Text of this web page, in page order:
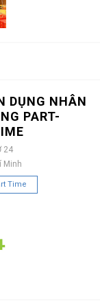
DỤNG NHÂN
PART-
24
Minh
Time